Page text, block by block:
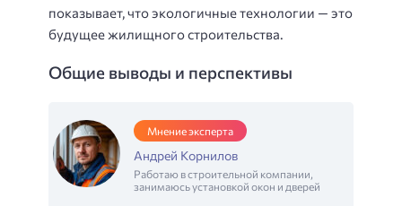
показывает, что экологичные технологии — это
будущее жилищного строительства.
Общие выводы и перспективы
Мнение эксперта
Андрей Корнилов
Работаю в строительной компании,
занимаюсь установкой окон и дверей